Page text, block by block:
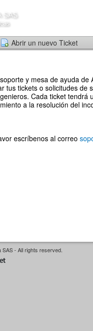
Abrir un nuevo Ticket
y mesa de ayuda de
tus tickets o solicitudes de
Cada ticket tendrá
a la resolución del
escríbenos al correo
- All rights reserved.